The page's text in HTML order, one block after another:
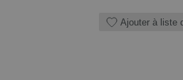
Ajouter à liste